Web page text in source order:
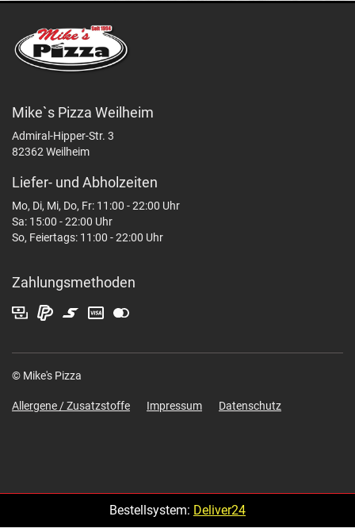
Mike`s Pizza Weilheim
Admiral-Hipper-Str. 3
82362 Weilheim
Liefer- und Abholzeiten
Mo, Di, Mi, Do, Fr: 11:00 - 22:00 Uhr
Sa: 15:00 - 22:00 Uhr
So, Feiertags: 11:00 - 22:00 Uhr
Zahlungsmethoden
© Mike's Pizza
Allergene / Zusatzstoffe Impressum Datenschutz
Bestellsystem: Deliver24